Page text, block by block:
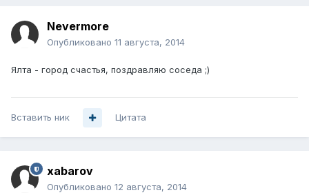
Nevermore
Опубликовано 11 августа, 2014
Ялта - город счастья, поздравляю соседа ;)
Вставить ник Цитата
xabarov
Опубликовано 12 августа, 2014